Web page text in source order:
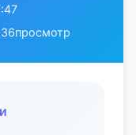
36просмотр